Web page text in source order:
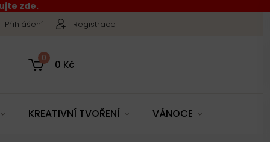
zde.
Přihlášení Registrace
0
0 Kč
KREATIVNÍ TVOŘENÍ VÁNOCE